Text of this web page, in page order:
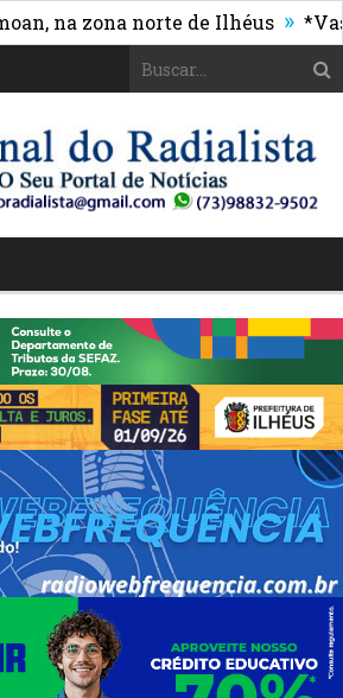
na zona norte de Ilhéus » *Vasco